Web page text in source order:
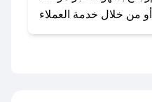
تطبيق صحصح.